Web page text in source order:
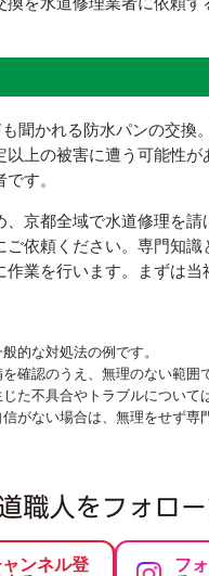
換を水道修理業者に依頼
聞かれる防水パンの交換
上の被害に遭う可能性が
す。
京都全域で水道修理を
依頼ください。専門知
作業を行います。まずは
的な対処法の例です。
確認のうえ、無理のない範囲
た不具合やトラブルについて
がない場合は、無理をせず専
ンネル登
フ